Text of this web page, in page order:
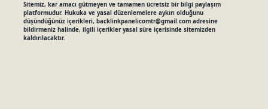
Sitemiz, kar amacı gütmeyen ve tamamen ücretsiz bir bilgi paylaşım
platformudur. Hukuka ve yasal düzenlemelere aykırı olduğunu
düşündüğünüz içerikleri, backlinkpanelicomtr@gmail.comadresine
bildirmeniz halinde, ilgili içerikler yasal süre içerisinde sitemizden
kaldırılacaktır.